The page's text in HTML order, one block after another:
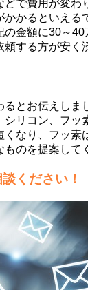
で費用が変わ
かるといえる
金額に30～40
する方が安
とお伝えしま
リコン、フッ
なり、フッ素
のを提案し
ください！